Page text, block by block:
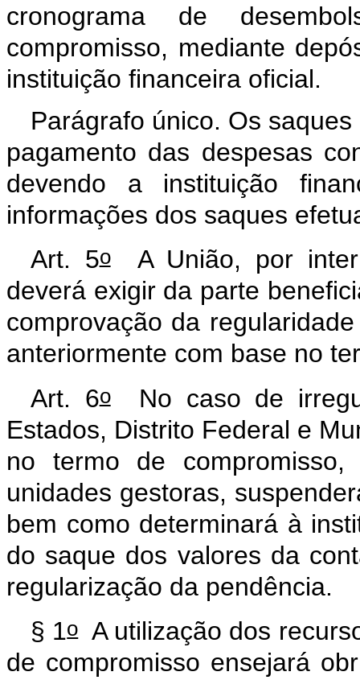
cronograma de
compromisso, mediante
instituição financeira oficial.
Parágrafo único. Os
pagamento das despesas
devendo a instituição
informações dos saques
Art. 5oA União, por
deverá exigir da parte
comprovação da
anteriormente com base no
Art. 6oNo caso de
Estados, Distrito Federal e
no termo de
unidades gestoras,
bem como determinará à
do saque dos valores da
regularização da pendência.
§ 1oA utilização dos
de compromisso ensejará